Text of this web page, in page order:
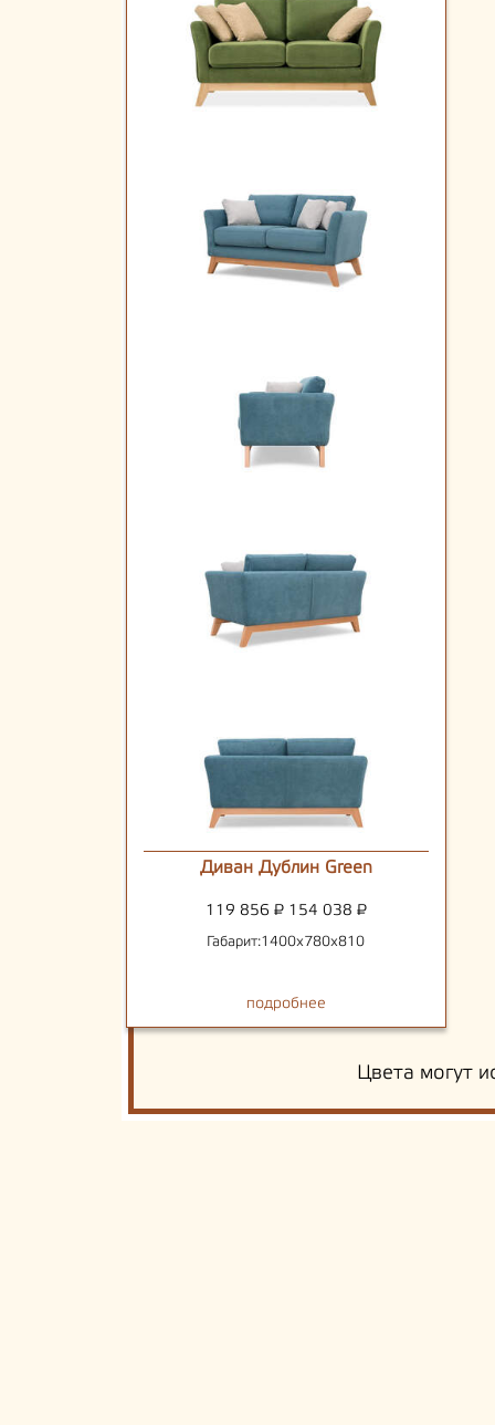
Диван Дублин Green
119 856 ₽ 154 038 ₽
Габарит:1400х780х810
подробнее
Цвета могут